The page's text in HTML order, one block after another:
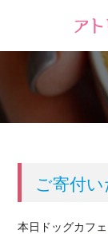
ご寄付
本日ドッグカフ